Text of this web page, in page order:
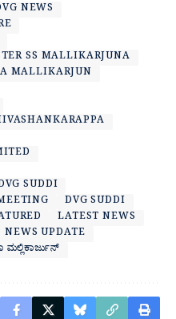
NEWS
SS MALLIKARJUNA
MALLIKARJUN
SUDDI
DVG SUDDI
LATEST NEWS
NEWS UPDATE
ಮಲ್ಲಿಕಾರ್ಜುನ್